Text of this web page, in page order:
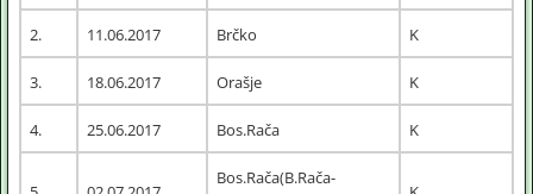
2. 11.06.2017 Brčko K
3. 18.06.2017 Orašje K
4. 25.06.2017 Bos.Rača K
Bos.Rača(B.Rača-